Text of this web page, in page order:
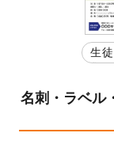
生徒
集
名刺・ラベル